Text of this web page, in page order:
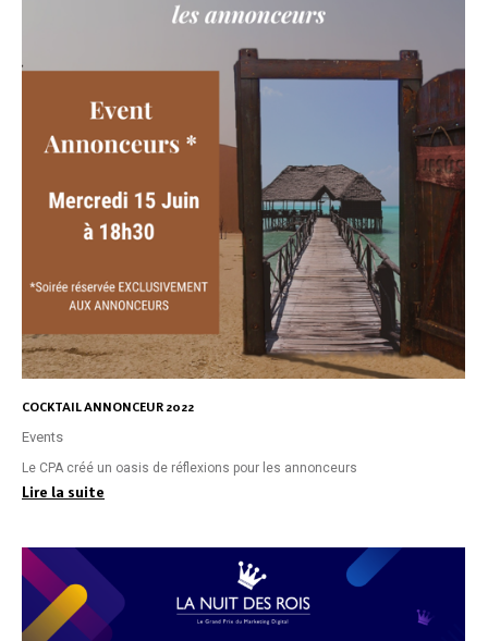
COCKTAIL ANNONCEUR 2022
Events
Le CPA créé un oasis de réflexions pour les annonceurs
Lire la suite